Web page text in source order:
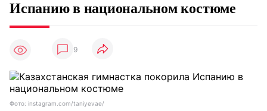
Испанию в национальном костюме
9
Фото: instagram.com/taniyevae/